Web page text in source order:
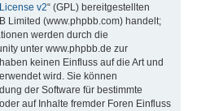
v2“ (GPL) bereitgestellten
Limited (www.phpbb.com) handelt;
werden durch die
unter www.phpbb.de zur
keinen Einfluss auf die Art und
wird. Sie können
der Software für bestimmte
auf Inhalte fremder Foren Einfluss